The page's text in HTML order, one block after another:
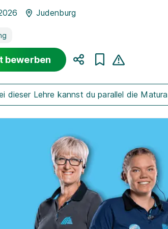
Judenburg
bewerben
dieser Lehre kannst du parallel die